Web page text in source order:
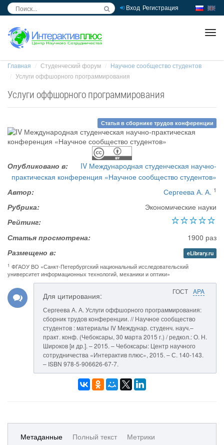
Вход Регистрация
Главная Студенческий форум
Научное сообщество студентов
Услуги оффшорного программирования
Услуги оффшорного программирования
Статья в сборнике трудов конференции
Опубликовано в:
IV Международная студенческая научно-
практическая конференция «Научное сообщество студентов»
Автор:
Сергеева А. А. 1
Рубрика:
Экономические науки
Рейтинг:
Статья просмотрена:
1900 раз
Размещено в:
eLibrary.ru
1 ФГАОУ ВО «Санкт-Петербургский национальный исследовательский
университет информационных технологий, механики и оптики»
ГОСТ APA
Для цитирования:
Сергеева А. А. Услуги оффшорного программирования:
сборник трудов конференции. // Научное сообщество
студентов : материалы IV Междунар. студенч. науч.–
практ. конф. (Чебоксары, 30 марта 2015 г.) / редкол.: О. Н.
Широков [и др.]. – 2015. – Чебоксары: Центр научного
сотрудничества «Интерактив плюс», 2015. – С. 140-143.
– ISBN 978-5-906626-67-7.
Метаданные Полный текст Метрики